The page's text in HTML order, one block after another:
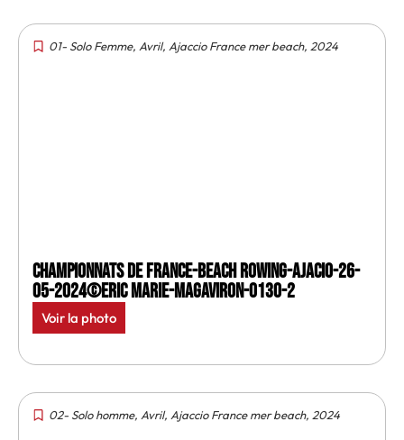
01- Solo Femme, Avril, Ajaccio France mer beach, 2024
Championnats de France-Beach rowing-Ajacio-26-
05-2024©Eric Marie-MagAviron-0130-2
Voir la photo
02- Solo homme, Avril, Ajaccio France mer beach, 2024